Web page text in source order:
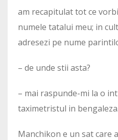
am recapitulat tot ce
numele tatalui meu; in
adresezi pe nume
– de unde stii asta?
– mai raspunde-mi la o
taximetristul in
Manchikon e un sat care